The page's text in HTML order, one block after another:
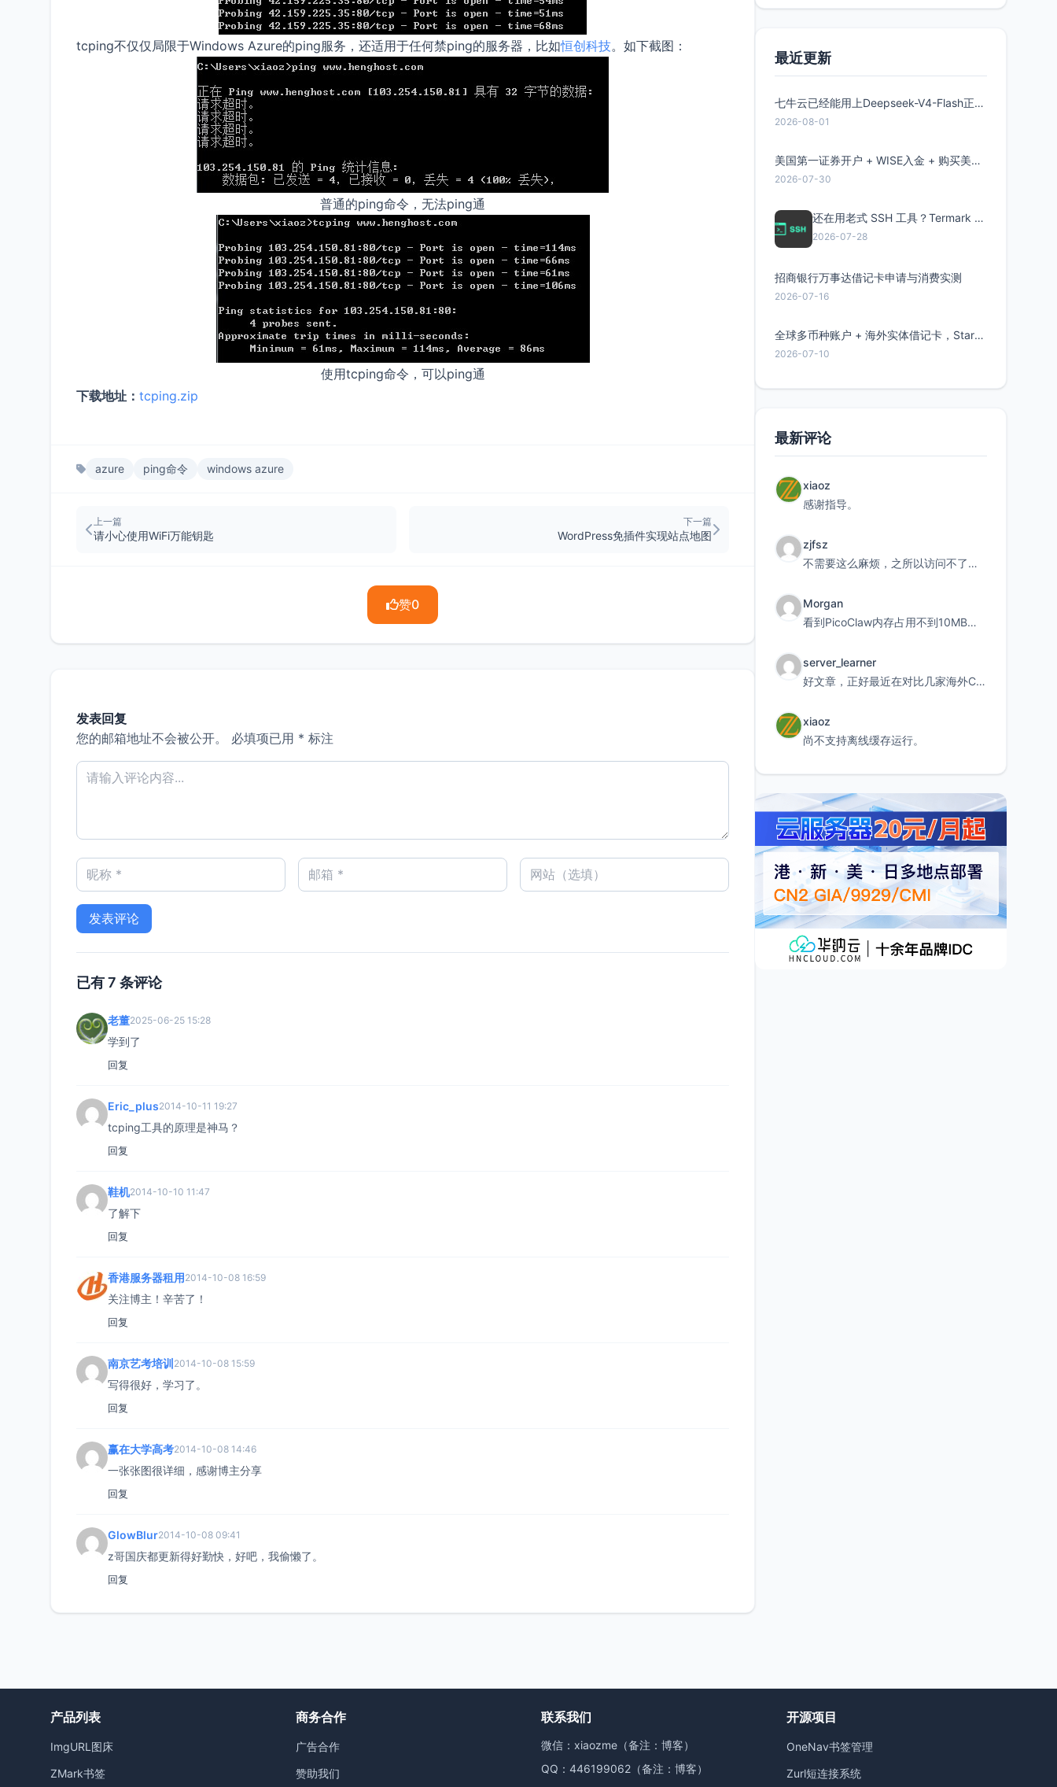
tcping不仅仅局限于Windows Azure的ping服务，还适用于任何禁ping的服务器，比如恒创科技。如下截图：
普通的ping命令，无法ping通
使用tcping命令，可以ping通
下载地址： tcping.zip
azure ping命令 windows azure
上一篇
请小心使用WiFi万能钥匙
下一篇
WordPress免插件实现站点地图
赞0
发表回复
您的邮箱地址不会被公开。
必填项已用 * 标注
已有 7 条评论
老董2025-06-25 15:28
学到了
回复
Eric_plus2014-10-11 19:27
tcping工具的原理是神马？
回复
鞋机2014-10-10 11:47
了解下
回复
香港服务器租用2014-10-08 16:59
关注博主！辛苦了！
回复
南京艺考培训 2014-10-08 15:59
写得很好，学习了。
回复
赢在大学高考2014-10-08 14:46
一张张图很详细，感谢博主分享
回复
GlowBlur2014-10-08 09:41
z哥国庆都更新得好勤快，好吧，我偷懒了。
回复
最近更新
七牛云已经能用上Deepseek-V4-Flash正式版了，点此领取300万Token
2026-08-01
美国第一证券开户 + WISE入金 + 购买美股全流程分享
2026-07-30
还在用老式 SSH 工具？Termark 新一代跨平台智能SSH客户端了解一下
2026-07-28
招商银行万事达借记卡申请与消费实测
2026-07-16
全球多币种账户 + 海外实体借记卡，Starryblu开户教程与注意事项
2026-07-10
最新评论
xiaoz
感谢指导。
zjfsz
不需要这么麻烦，之所以访问不了，是由于非对称路由的问题，在爱快主路由添加一条静态路由192.168.
Morgan
看到PicoClaw内存占用不到10MB这个数据真的很惊喜，确实很适合我这种想用旧设备折腾AI的小白
server_learner
好文章，正好最近在对比几家海外CDN。文中提到CF免费版不支持自定义回源端口和HOST这个痛点太真实
xiaoz
尚不支持离线缓存运行。
产品列表
ImgURL图床
ZMark书签
商务合作
广告合作
赞助我们
联系我们
微信：xiaozme（备注：博客）
QQ：446199062（备注：博客）
开源项目
OneNav书签管理
Zurl短连接系统